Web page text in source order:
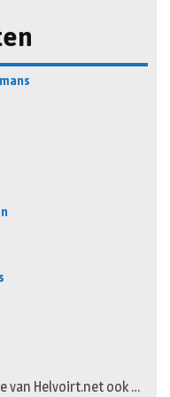
van Helvoirt.net ook …